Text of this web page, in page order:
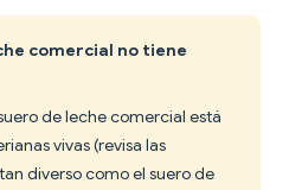
comercial no tiene
de leche comercial está
vivas (revisa las
diverso como el suero de